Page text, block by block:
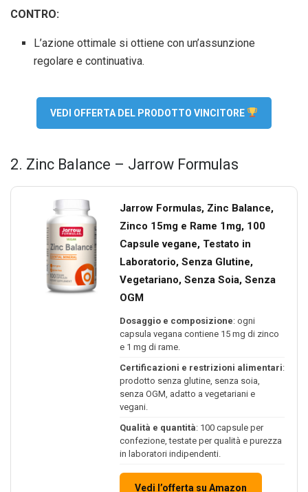
CONTRO:
L’azione ottimale si ottiene con un’assunzione
regolare e continuativa.
VEDI OFFERTA DEL PRODOTTO VINCITORE
2. Zinc Balance – Jarrow Formulas
Jarrow Formulas, Zinc Balance,
Zinco 15mg e Rame 1mg, 100
Capsule vegane, Testato in
Laboratorio, Senza Glutine,
Vegetariano, Senza Soia, Senza
OGM
Dosaggio e composizione: ogni
capsula vegana contiene 15 mg di zinco
e 1 mg di rame.
Certificazioni e restrizioni alimentari:
prodotto senza glutine, senza soia,
senza OGM, adatto a vegetariani e
vegani.
Qualità e quantità: 100 capsule per
confezione, testate per qualità e purezza
in laboratori indipendenti.
Vedi l’offerta su Amazon